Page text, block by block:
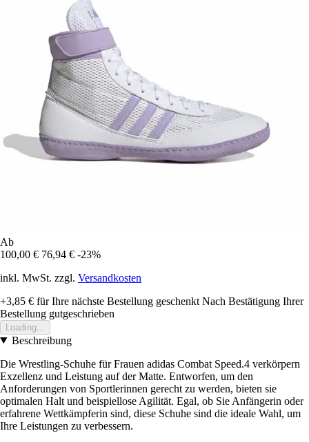
Ab
100,00 € 76,94 € -23%
inkl. MwSt. zzgl. Versandkosten
+3,85 € für Ihre nächste Bestellung geschenkt Nach Bestätigung Ihrer
Bestellung gutgeschrieben
Loading...
Beschreibung
Die Wrestling-Schuhe für Frauen adidas Combat Speed.4 verkörpern
Exzellenz und Leistung auf der Matte. Entworfen, um den
Anforderungen von Sportlerinnen gerecht zu werden, bieten sie
optimalen Halt und beispiellose Agilität. Egal, ob Sie Anfängerin oder
erfahrene Wettkämpferin sind, diese Schuhe sind die ideale Wahl, um
Ihre Leistungen zu verbessern.